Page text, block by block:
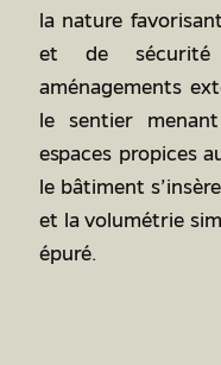
la nature
et de
aménagements
le sentier
espaces propices
le bâtiment
et la volumétrie
épuré.